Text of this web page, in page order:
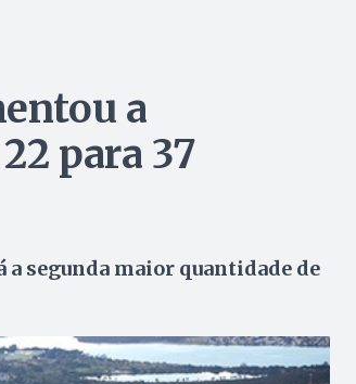
a
para 37
segunda maior quantidade de